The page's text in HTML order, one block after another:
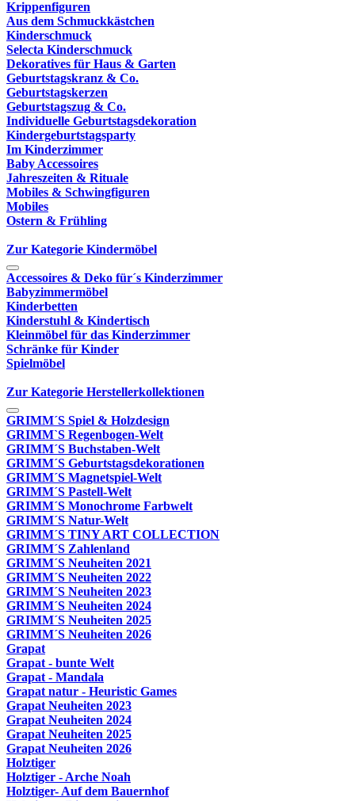
Krippenfiguren
Aus dem Schmuckkästchen
Kinderschmuck
Selecta Kinderschmuck
Dekoratives für Haus & Garten
Geburtstagskranz & Co.
Geburtstagskerzen
Geburtstagszug & Co.
Individuelle Geburtstagsdekoration
Kindergeburtstagsparty
Im Kinderzimmer
Baby Accessoires
Jahreszeiten & Rituale
Mobiles & Schwingfiguren
Mobiles
Ostern & Frühling
Zur Kategorie Kindermöbel
Accessoires & Deko für´s Kinderzimmer
Babyzimmermöbel
Kinderbetten
Kinderstuhl & Kindertisch
Kleinmöbel für das Kinderzimmer
Schränke für Kinder
Spielmöbel
Zur Kategorie Herstellerkollektionen
GRIMM´S Spiel & Holzdesign
GRIMM`S Regenbogen-Welt
GRIMM´S Buchstaben-Welt
GRIMM´S Geburtstagsdekorationen
GRIMM´S Magnetspiel-Welt
GRIMM´S Pastell-Welt
GRIMM´S Monochrome Farbwelt
GRIMM´S Natur-Welt
GRIMM´S TINY ART COLLECTION
GRIMM´S Zahlenland
GRIMM´S Neuheiten 2021
GRIMM´S Neuheiten 2022
GRIMM´S Neuheiten 2023
GRIMM´S Neuheiten 2024
GRIMM´S Neuheiten 2025
GRIMM´S Neuheiten 2026
Grapat
Grapat - bunte Welt
Grapat - Mandala
Grapat natur - Heuristic Games
Grapat Neuheiten 2023
Grapat Neuheiten 2024
Grapat Neuheiten 2025
Grapat Neuheiten 2026
Holztiger
Holztiger - Arche Noah
Holztiger- Auf dem Bauernhof